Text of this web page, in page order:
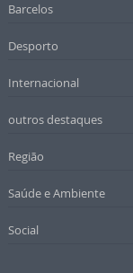
Barcelos
Desporto
Internacional
outros destaques
Região
Saúde e Ambiente
Social